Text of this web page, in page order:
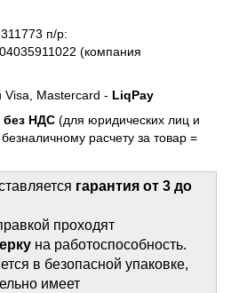
п/р:
(компания
Visa, Mastercard - LiqPay
без НДС (для юридических лиц и
расчету за товар =
гарантия от 3 до
проходят
на работоспособность.
в безопасной упаковке,
имеет